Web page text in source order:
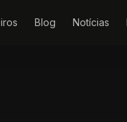
Blog Notícias